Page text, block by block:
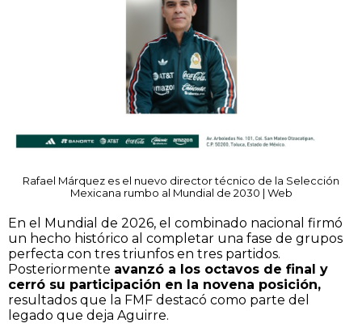
Rafael Márquez es el nuevo director técnico de la Selección
Mexicana rumbo al Mundial de 2030 | Web
En el Mundial de 2026, el combinado nacional firmó
un hecho histórico al completar una fase de grupos
perfecta con tres triunfos en tres partidos.
Posteriormente avanzó a los octavos de final y
cerró su participación en la novena posición,
resultados que la FMF destacó como parte del
legado que deja Aguirre.